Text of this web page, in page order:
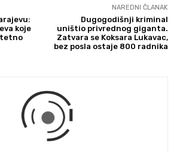
koje
NAREDNI ČLANAK
Dugogodišnji kriminal
uništio privrednog giganta.
Zatvara se Koksara Lukavac,
bez posla ostaje 800 radnika